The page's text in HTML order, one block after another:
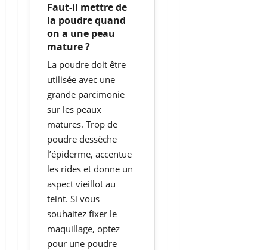
Faut-il mettre de
la poudre quand
on a une peau
mature ?
La poudre doit être
utilisée avec une
grande parcimonie
sur les peaux
matures. Trop de
poudre dessèche
l’épiderme, accentue
les rides et donne un
aspect vieillot au
teint. Si vous
souhaitez fixer le
maquillage, optez
pour une poudre